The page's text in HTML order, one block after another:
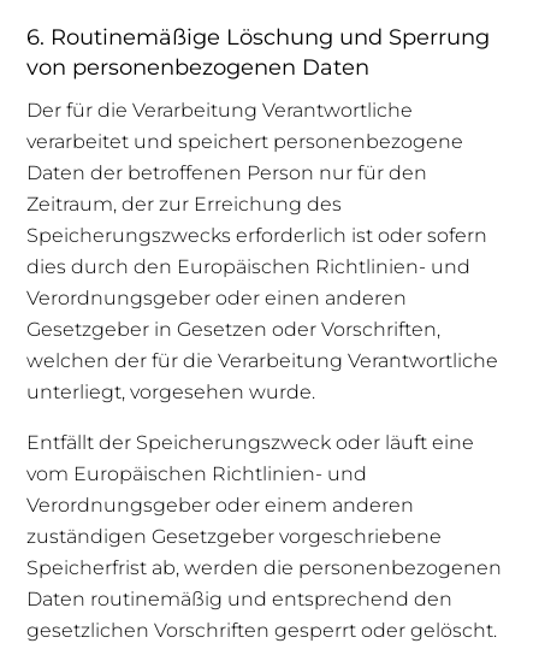
6. Routinemäßige Löschung und Sperrung
von personenbezogenen Daten
Der für die Verarbeitung Verantwortliche
verarbeitet und speichert personenbezogene
Daten der betroffenen Person nur für den
Zeitraum, der zur Erreichung des
Speicherungszwecks erforderlich ist oder sofern
dies durch den Europäischen Richtlinien- und
Verordnungsgeber oder einen anderen
Gesetzgeber in Gesetzen oder Vorschriften,
welchen der für die Verarbeitung Verantwortliche
unterliegt, vorgesehen wurde.
Entfällt der Speicherungszweck oder läuft eine
vom Europäischen Richtlinien- und
Verordnungsgeber oder einem anderen
zuständigen Gesetzgeber vorgeschriebene
Speicherfrist ab, werden die personenbezogenen
Daten routinemäßig und entsprechend den
gesetzlichen Vorschriften gesperrt oder gelöscht.